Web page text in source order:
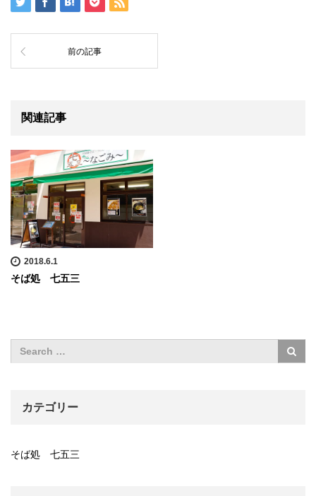
前の記事
関連記事
2018.6.1
そば処 七五三
カテゴリー
そば処 七五三